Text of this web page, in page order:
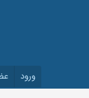
ورود